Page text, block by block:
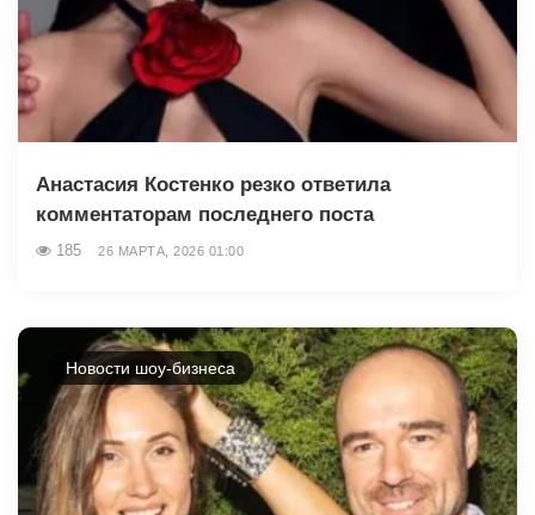
Анастасия Костенко резко ответила
комментаторам последнего поста
185 26 МАРТА, 2026 01:00
Новости шоу-бизнеса